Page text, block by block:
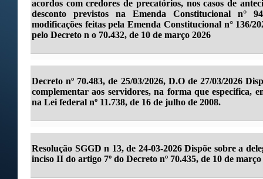
acordos com credores de precatórios, nos casos de
desconto previstos na Emenda Constitucional n°
modificações feitas pela Emenda Constitucional n° 136/
pelo Decreto n o 70.432, de 10 de março 2026
Decreto nº 70.483, de 25/03/2026, D.O de 27/03/2026
complementar aos servidores, na forma que especifica,
na Lei federal nº 11.738, de 16 de julho de 2008.
Resolução SGGD n 13, de 24-03-2026 Dispõe sobre a
inciso II do artigo 7º do Decreto nº 70.435, de 10 de março